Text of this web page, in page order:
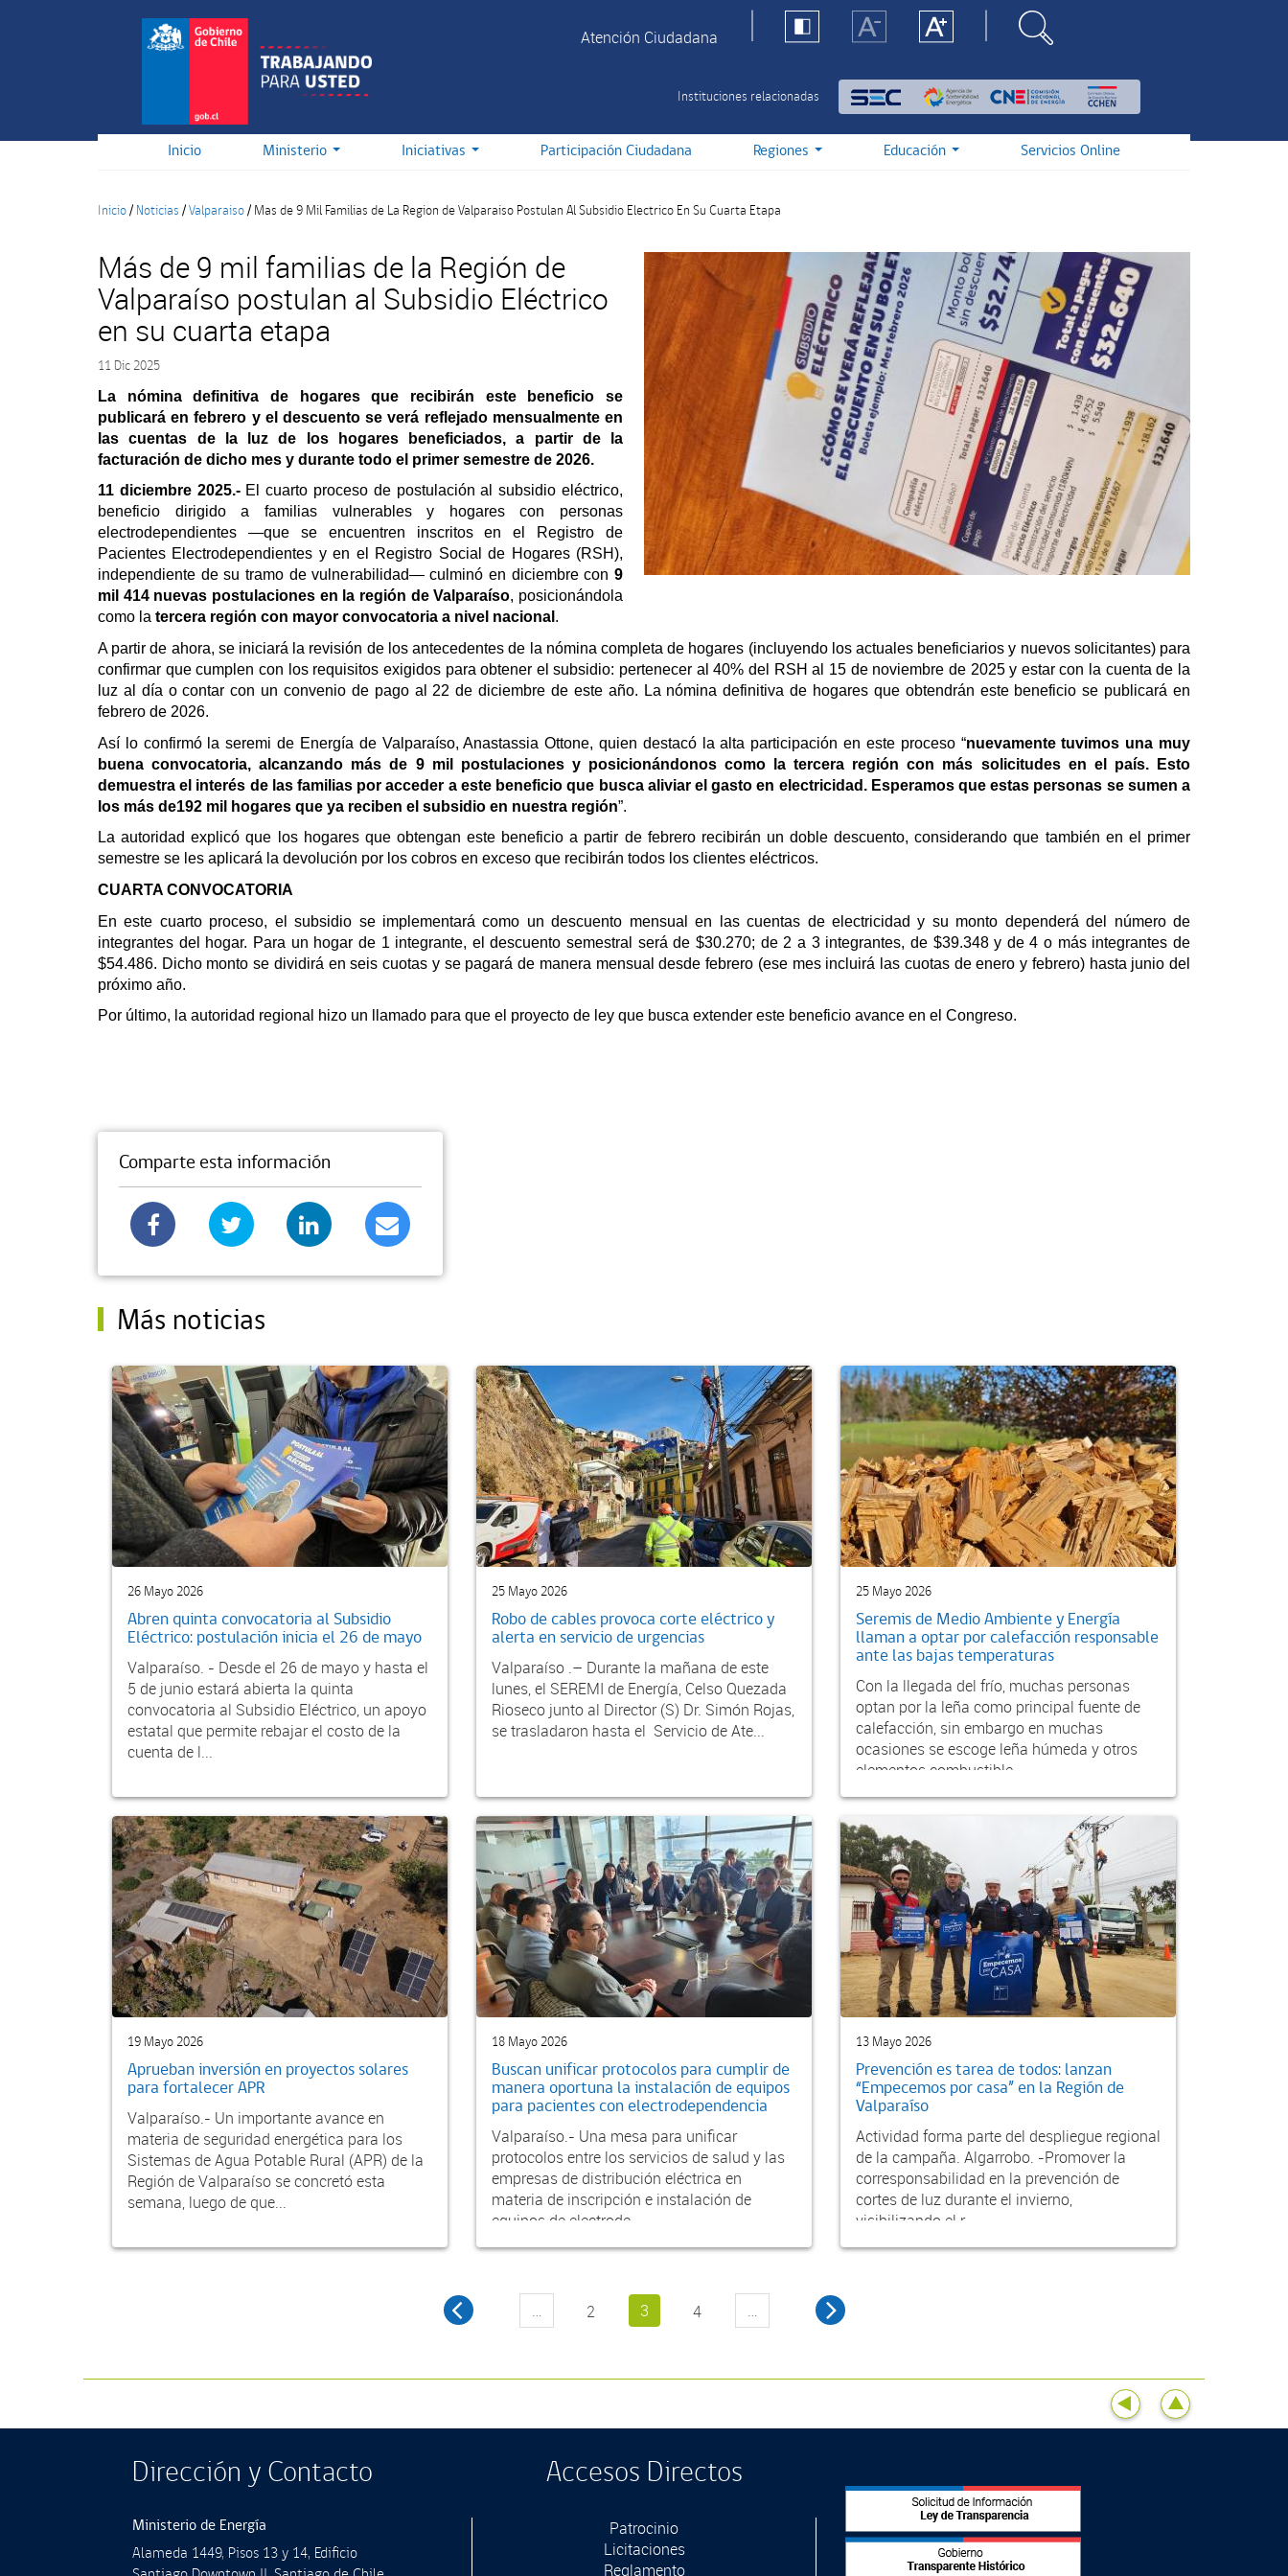
Atención Ciudadana
Instituciones relacionadas
Inicio Ministerio Iniciativas Participación Ciudadana Regiones Educación Servicios Online
Inicio/ Noticias /Valparaiso/ Mas de 9 Mil Familias de La Region de Valparaiso Postulan Al Subsidio Electrico En Su Cuarta Etapa
Más de 9 mil familias de la Región de
Valparaíso postulan al Subsidio Eléctrico
en su cuarta etapa
11 Dic 2025
La nómina definitiva de hogares que recibirán este beneficio se
publicará en febrero y el descuento se verá reflejado mensualmente en
las cuentas de la luz de los hogares beneficiados, a partir de la
facturación de dicho mes y durante todo el primer semestre de 2026.
11 diciembre 2025.- El cuarto proceso de postulación al subsidio eléctrico,
beneficio dirigido a familias vulnerables y hogares con personas
electrodependientes —que se encuentren inscritos en el Registro de
Pacientes Electrodependientes y en el Registro Social de Hogares (RSH),
independiente de su tramo de vulnerabilidad— culminó en diciembre con 9
mil 414 nuevas postulaciones en la región de Valparaíso, posicionándola
como la tercera región con mayor convocatoria a nivel nacional .
A partir de ahora, se iniciará la revisión de los antecedentes de la nómina completa de hogares (incluyendo los actuales beneficiarios y nuevos solicitantes) para
confirmar que cumplen con los requisitos exigidos para obtener el subsidio: pertenecer al 40% del RSH al 15 de noviembre de 2025 y estar con la cuenta de la
luz al día o contar con un convenio de pago al 22 de diciembre de este año. La nómina definitiva de hogares que obtendrán este beneficio se publicará en
febrero de 2026.
Así lo confirmó la seremi de Energía de Valparaíso, Anastassia Ottone, quien destacó la alta participación en este proceso “nuevamente tuvimos una muy
buena convocatoria, alcanzando más de 9 mil postulaciones y posicionándonos como la tercera región con más solicitudes en el país. Esto
demuestra el interés de las familias por acceder a este beneficio que busca aliviar el gasto en electricidad. Esperamos que estas personas se sumen a
los más de192 mil hogares que ya reciben el subsidio en nuestra región”.
La autoridad explicó que los hogares que obtengan este beneficio a partir de febrero recibirán un doble descuento, considerando que también en el primer
semestre se les aplicará la devolución por los cobros en exceso que recibirán todos los clientes eléctricos.
CUARTA CONVOCATORIA
En este cuarto proceso, el subsidio se implementará como un descuento mensual en las cuentas de electricidad y su monto dependerá del número de
integrantes del hogar. Para un hogar de 1 integrante, el descuento semestral será de $30.270; de 2 a 3 integrantes, de $39.348 y de 4 o más integrantes de
$54.486. Dicho monto se dividirá en seis cuotas y se pagará de manera mensual desde febrero (ese mes incluirá las cuotas de enero y febrero) hasta junio del
próximo año.
Por último, la autoridad regional hizo un llamado para que el proyecto de ley que busca extender este beneficio avance en el Congreso.
Comparte esta información
Más noticias
26 Mayo 2026
Abren quinta convocatoria al Subsidio
Eléctrico: postulación inicia el 26 de mayo
Valparaíso. - Desde el 26 de mayo y hasta el
5 de junio estará abierta la quinta
convocatoria al Subsidio Eléctrico, un apoyo
estatal que permite rebajar el costo de la
cuenta de l...
25 Mayo 2026
Robo de cables provoca corte eléctrico y
alerta en servicio de urgencias
Valparaíso .– Durante la mañana de este
lunes, el SEREMI de Energía, Celso Quezada
Rioseco junto al Director (S) Dr. Simón Rojas,
se trasladaron hasta el Servicio de Ate...
25 Mayo 2026
Seremis de Medio Ambiente y Energía
llaman a optar por calefacción responsable
ante las bajas temperaturas
Con la llegada del frío, muchas personas
optan por la leña como principal fuente de
calefacción, sin embargo en muchas
ocasiones se escoge leña húmeda y otros
elementos combustible...
19 Mayo 2026
Aprueban inversión en proyectos solares
para fortalecer APR
Valparaíso.- Un importante avance en
materia de seguridad energética para los
Sistemas de Agua Potable Rural (APR) de la
Región de Valparaíso se concretó esta
semana, luego de que...
18 Mayo 2026
Buscan unificar protocolos para cumplir de
manera oportuna la instalación de equipos
para pacientes con electrodependencia
Valparaíso.- Una mesa para unificar
protocolos entre los servicios de salud y las
empresas de distribución eléctrica en
materia de inscripción e instalación de
equipos de electrode...
13 Mayo 2026
Prevención es tarea de todos: lanzan
“Empecemos por casa” en la Región de
Valparaíso
Actividad forma parte del despliegue regional
de la campaña. Algarrobo. -Promover la
corresponsabilidad en la prevención de
cortes de luz durante el invierno,
visibilizando el r...
… 2 3 4 …
Dirección y Contacto
Ministerio de Energía
Alameda 1449, Pisos 13 y 14, Ediﬁcio
Accesos Directos
Patrocinio
Licitaciones
Reglamento